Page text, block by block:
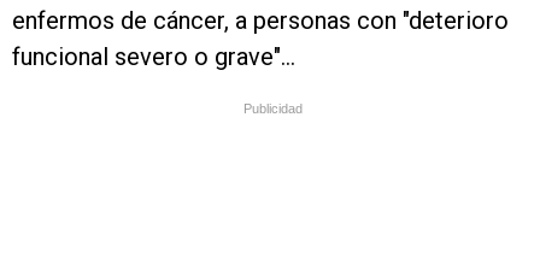
enfermos de cáncer, a personas con "deterioro
funcional severo o grave"...
Publicidad